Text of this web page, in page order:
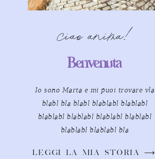
ciao anima!
Benvenuta
Io sono Marta e mi puoi trovare vla
blabl bla blabl blablabl blablabl
blablabl blablabl blablabl blablabl
blablabl blablabl bla
LEGGI LA MIA STORIA ⟶